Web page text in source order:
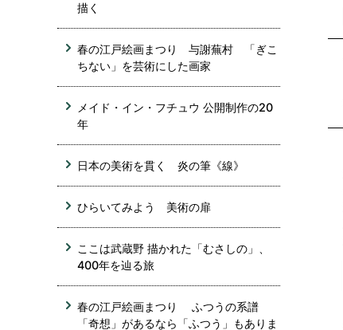
描く
春の江戸絵画まつり 与謝蕪村 「ぎこ
ちない」を芸術にした画家
メイド・イン・フチュウ 公開制作の20
年
日本の美術を貫く 炎の筆《線》
ひらいてみよう 美術の扉
ここは武蔵野 描かれた「むさしの」、
400年を辿る旅
春の江戸絵画まつり ふつうの系譜
「奇想」があるなら「ふつう」もありま